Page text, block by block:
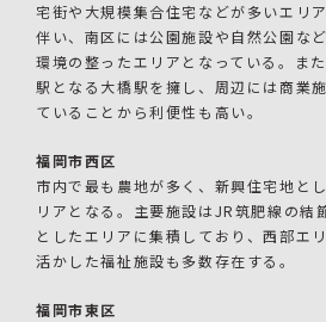
宅街や大規模集合住宅などが多いエリ
伴い、南区には公園施設や自然公園な
環境の整ったエリアとなっている。ま
駅となる大橋駅を擁し、周辺には商業
ていることから利便性も高い。
福岡市西区
市内で最も農地が多く、新興住宅地と
リアとなる。主要施設はJR筑肥線の結
としたエリアに集積しており、西部エ
活かした福祉施設も多数存在する。
福岡市東区